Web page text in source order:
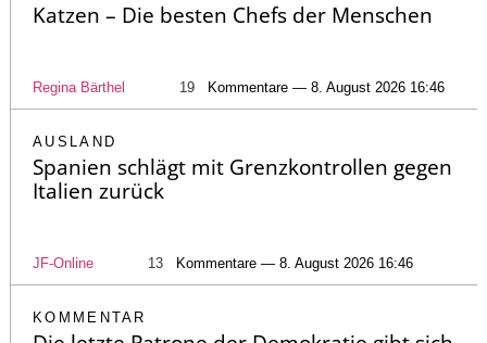
Katzen – Die besten Chefs der Menschen
Regina Bärthel 19 Kommentare — 8. August 2026 16:46
AUSLAND
Spanien schlägt mit Grenzkontrollen gegen
Italien zurück
JF-Online 13 Kommentare — 8. August 2026 16:46
KOMMENTAR